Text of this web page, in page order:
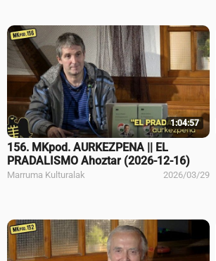
1:04:57
156. MKpod. AURKEZPENA || EL
PRADALISMO Ahoztar (2026-12-16)
Marruma Kulturalak 2026/03/29